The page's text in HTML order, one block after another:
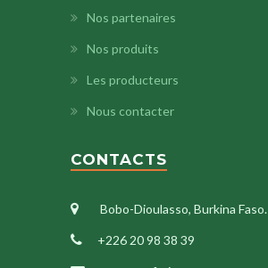
Nos partenaires
Nos produits
Les producteurs
Nous contacter
CONTACTS
Bobo-Dioulasso, Burkina Faso.
+226 20 98 38 39